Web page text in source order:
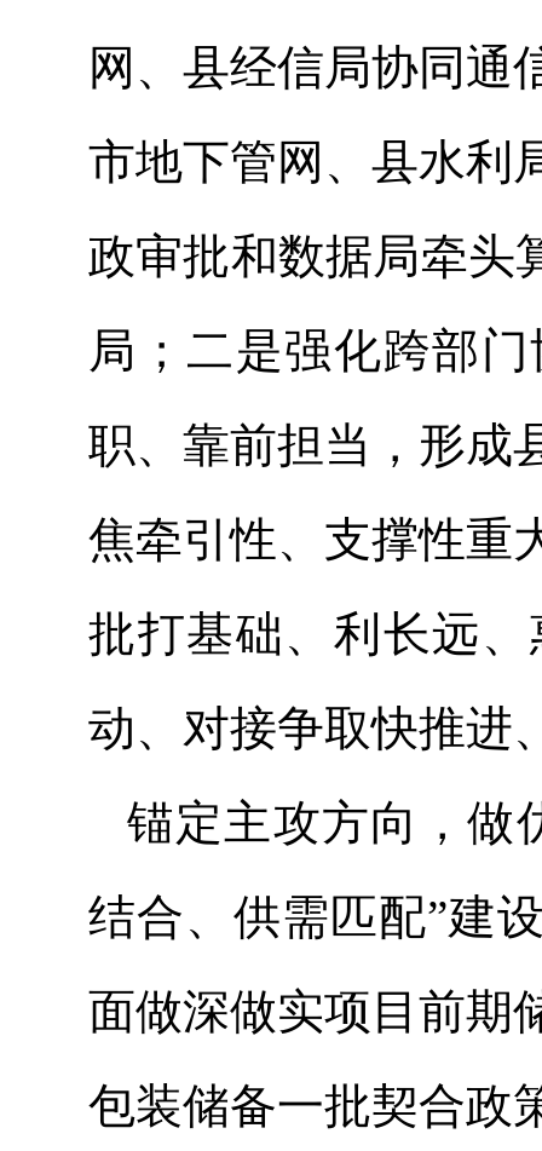
网、县经信局协同通
市地下管网、县水利
政审批和数据局牵头
局；二是强化跨部
职、靠前担当，形成
焦牵引性、支撑性重
批打基础、利长远
动、对接争取快推进
锚定主攻方向，做
结合、供需匹配”建
面做深做实项目前期
包装储备一批契合政